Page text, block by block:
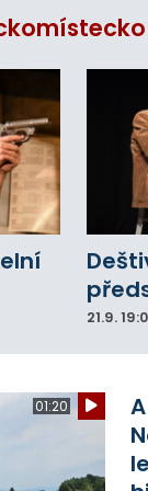
21.9.
01:20